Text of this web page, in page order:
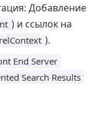
Добавление
) и ссылок на
relContext ).
End Server
Search Results